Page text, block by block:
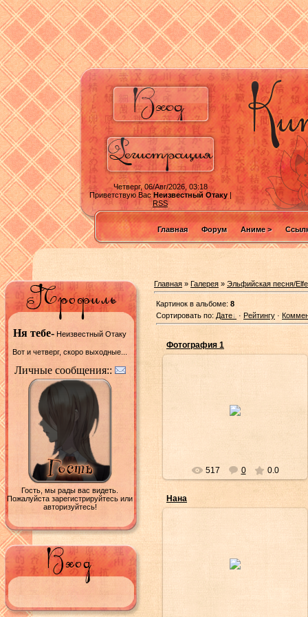
Четверг, 06/Авг/2026, 03:18
Приветствую ВасНеизвестный Отаку|
RSS
Главная Форум Аниме >
Ня тебе- Неизвестный Отаку
Вот и четверг, скоро выходные...
Личные сообщения::
Гость, мы рады вас видеть.
Пожалуйста зарегистрируйтесь или
авторизуйтесь!
Главная » Галерея » Эльфийская песня/
Картинок в альбоме: 8
Сортировать по: Дате · Рейтингу ·
Фотография 1
517 0 0.0
Нана